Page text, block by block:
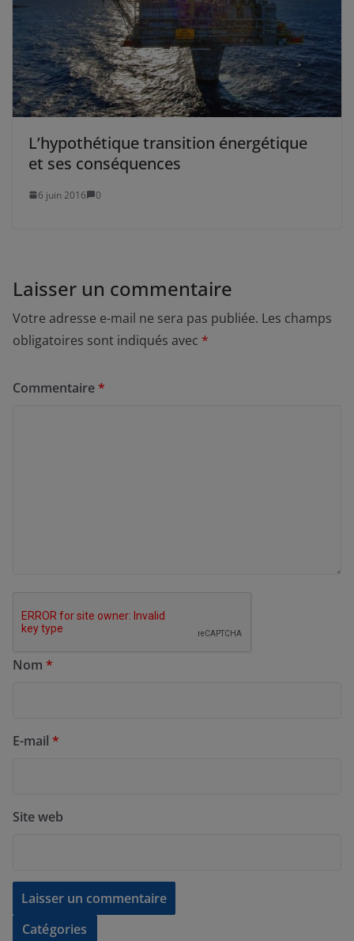
L’hypothétique transition énergétique
et ses conséquences
6 juin 2016 0
Laisser un commentaire
Votre adresse e-mail ne sera pas publiée. Les champs
obligatoires sont indiqués avec *
Commentaire*
Nom *
E-mail *
Site web
Catégories